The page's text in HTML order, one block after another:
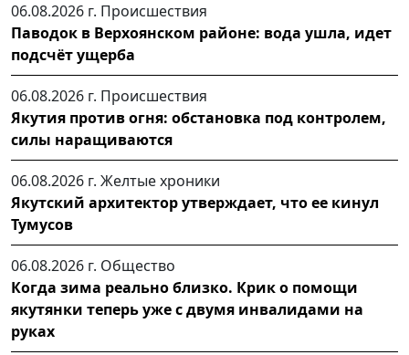
06.08.2026 г. Происшествия
Паводок в Верхоянском районе: вода ушла, идет
подсчёт ущерба
06.08.2026 г. Происшествия
Якутия против огня: обстановка под контролем,
силы наращиваются
06.08.2026 г. Желтые хроники
Якутский архитектор утверждает, что ее кинул
Тумусов
06.08.2026 г. Общество
Когда зима реально близко. Крик о помощи
якутянки теперь уже с двумя инвалидами на
руках